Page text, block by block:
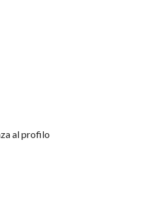
al profilo